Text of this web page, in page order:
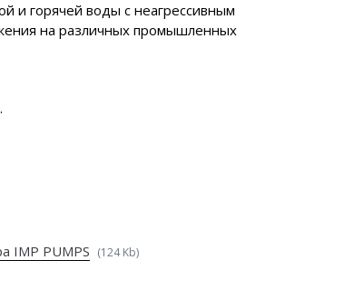
и горячей воды с неагрессивным
на различных промышленных
IMP PUMPS (124 Kb)